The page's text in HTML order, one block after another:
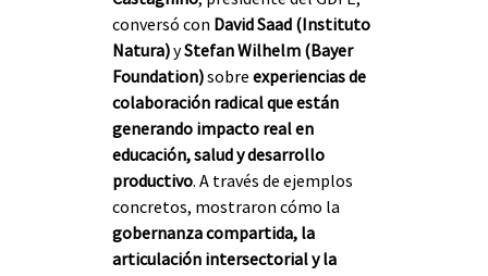
conversó con David Saad (Instituto
Natura) y Stefan Wilhelm (Bayer
Foundation) sobre experiencias de
colaboración radical que están
generando impacto real en
educación, salud y desarrollo
productivo. A través de ejemplos
concretos, mostraron cómo la
gobernanza compartida, la
articulación intersectorial y la